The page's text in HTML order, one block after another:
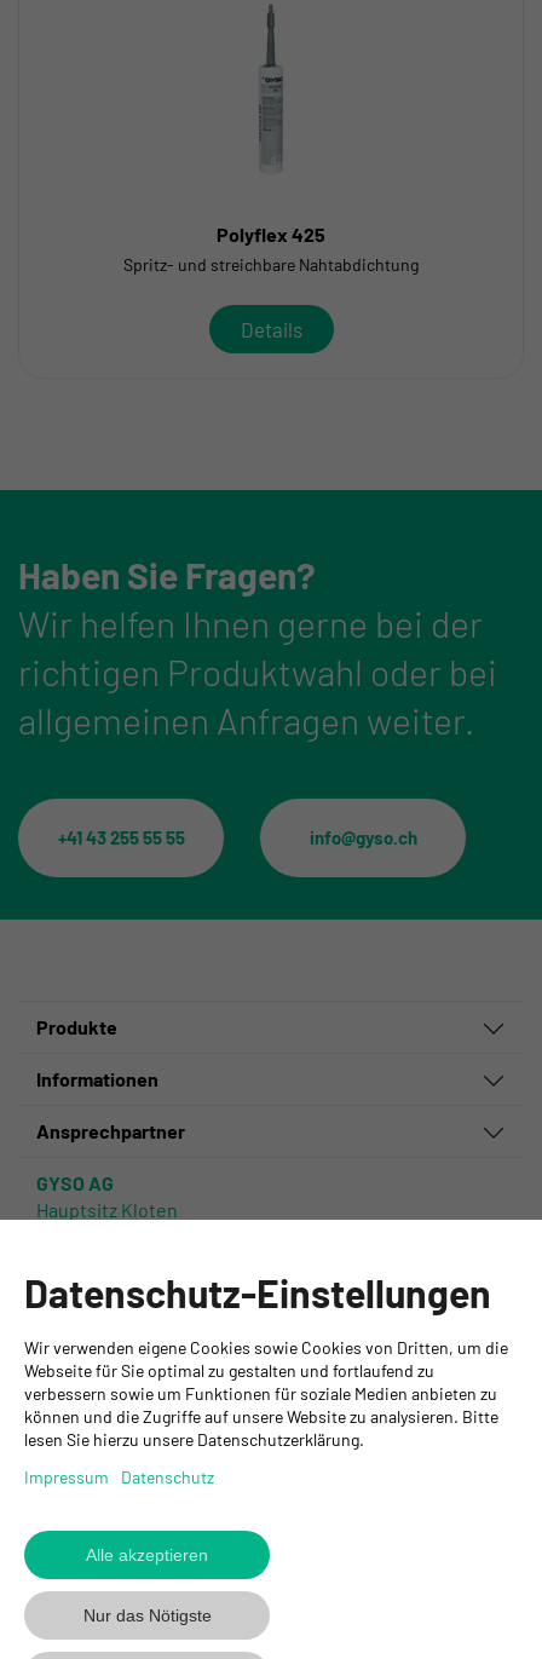
Polyflex 425
Spritz- und streichbare Nahtabdichtung
Details
Haben Sie Fragen?
Wir helfen Ihnen gerne bei der
richtigen Produktwahl oder bei
allgemeinen Anfragen weiter.
+41 43 255 55 55 info@gyso.ch
Produkte
Informationen
Ansprechpartner
GYSO AG
Hauptsitz Kloten
+ 41 43 255 55 55
info@gyso.ch
www.gyso.ch
GYSO
auf
Youtube
GYSO
auf
Youtube
Gyso
auf
Linkedin
Zurück
zum
© 2026 GYSO AG
Code Of
Conduct
Datenschutz
Datenschutz-Einstellungen
Wir verwenden eigene Cookies sowie Cookies von Dritten, um die
Webseite für Sie optimal zu gestalten und fortlaufend zu
verbessern sowie um Funktionen für soziale Medien anbieten zu
können und die Zugriffe auf unsere Website zu analysieren. Bitte
lesen Sie hierzu unsere Datenschutzerklärung.
Impressum
Datenschutz
Alle akzeptieren
Nur das Nötigste